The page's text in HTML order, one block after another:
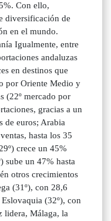
Con ello,
diversificación de
en el mundo.
Igualmente, entre
andaluzas
en destinos que
por Oriente Medio y
(22º mercado por
gracias a un
de euros; Arabia
hasta los 35
crece un 45%
sube un 47% hasta
otros crecimientos
(31º), con 28,6
(32º), con
lidera, Málaga, la